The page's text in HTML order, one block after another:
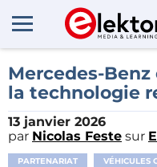
Mercedes-
la technologie
13 janvier 2026
par Nicolas Feste sur
PARTENARIAT VÉHICULES